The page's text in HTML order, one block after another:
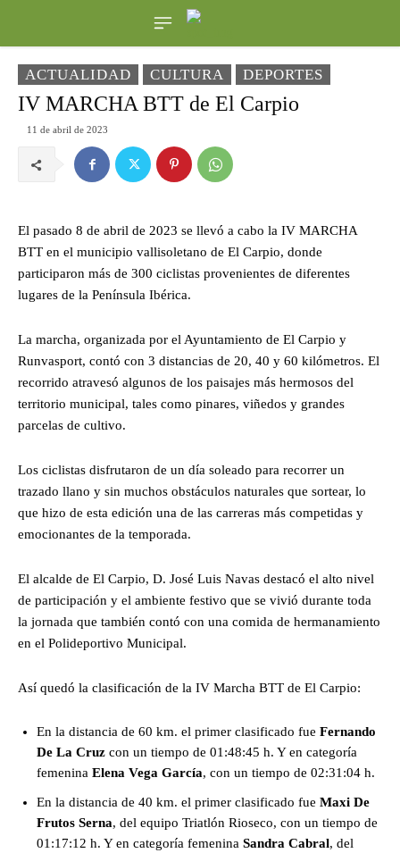
ACTUALIDAD CULTURA DEPORTES
IV MARCHA BTT de El Carpio
11 de abril de 2023
El pasado 8 de abril de 2023 se llevó a cabo la IV MARCHA
BTT en el municipio vallisoletano de El Carpio, donde
participaron más de 300 ciclistas provenientes de diferentes
lugares de la Península Ibérica.
La marcha, organizada por el Ayuntamiento de El Carpio y
Runvasport, contó con 3 distancias de 20, 40 y 60 kilómetros. El
recorrido atravesó algunos de los paisajes más hermosos del
territorio municipal, tales como pinares, viñedos y grandes
parcelas de cultivo.
Los ciclistas disfrutaron de un día soleado para recorrer un
trazado llano y sin muchos obstáculos naturales que sortear, lo
que hizo de esta edición una de las carreras más competidas y
emocionantes de la temporada.
El alcalde de El Carpio, D. José Luis Navas destacó el alto nivel
de participación y el ambiente festivo que se vivió durante toda
la jornada que también contó con una comida de hermanamiento
en el Polideportivo Municipal.
Así quedó la clasificación de la IV Marcha BTT de El Carpio:
En la distancia de 60 km. el primer clasificado fue Fernando
De La Cruz con un tiempo de 01:48:45 h. Y en categoría
femenina Elena Vega García, con un tiempo de 02:31:04 h.
En la distancia de 40 km. el primer clasificado fue Maxi De
Frutos Serna, del equipo Triatlón Rioseco, con un tiempo de
01:17:12 h. Y en categoría femenina Sandra Cabral, del